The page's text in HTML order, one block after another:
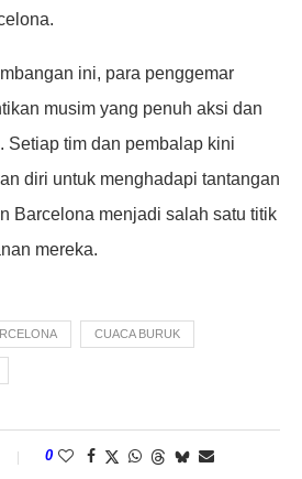
ini, para penggemar
musim yang penuh aksi dan
Setiap tim dan pembalap kini
diri untuk menghadapi tantangan
Barcelona menjadi salah satu titik
mereka.
CUACA BURUK
0